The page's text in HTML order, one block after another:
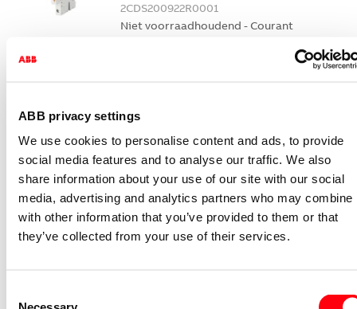
ABB privacy settings
We use cookies to personalise content and ads, to provide
social media features and to analyse our traffic. We also
share information about your use of our site with our social
media, advertising and analytics partners who may combine
with other information that you’ve provided to them or that
they’ve collected from your use of their services.
2CDS200922R0001
Niet voorraadhoudend - Courant
Nevenapparaat modulair System pro M
2CDS200946R0001
Niet voorraadhoudend - Courant
Nevenapparaat modulair System pro M
compact Hulpcontact 1M+1V
S2C-H11L
2CDS200936R0001
compact Hulpcontact aan de